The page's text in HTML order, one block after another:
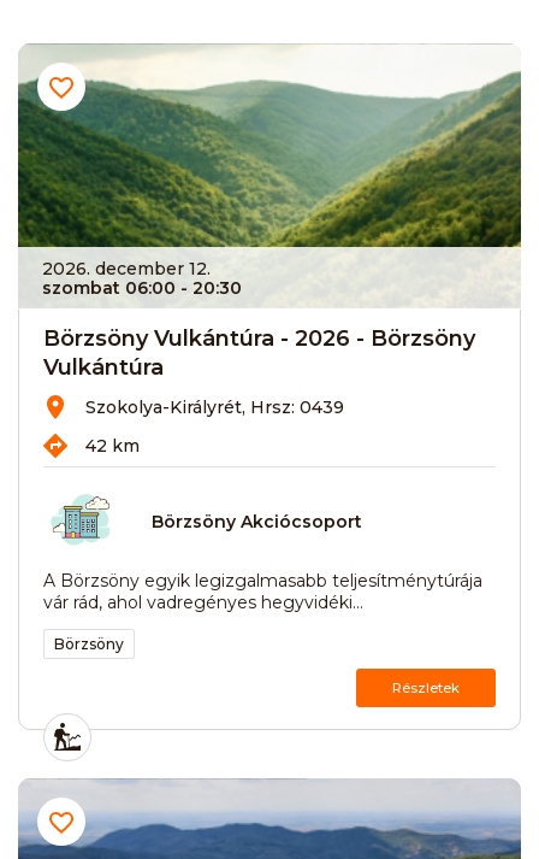
2026. december 12.
szombat 06:00 - 20:30
Börzsöny Vulkántúra - 2026 - Börzsöny
Vulkántúra
Szokolya-Királyrét, Hrsz: 0439
42 km
Börzsöny Akciócsoport
A Börzsöny egyik legizgalmasabb teljesítménytúrája
vár rád, ahol vadregényes hegyvidéki...
Börzsöny
Részletek